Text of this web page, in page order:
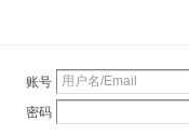
账号
密码